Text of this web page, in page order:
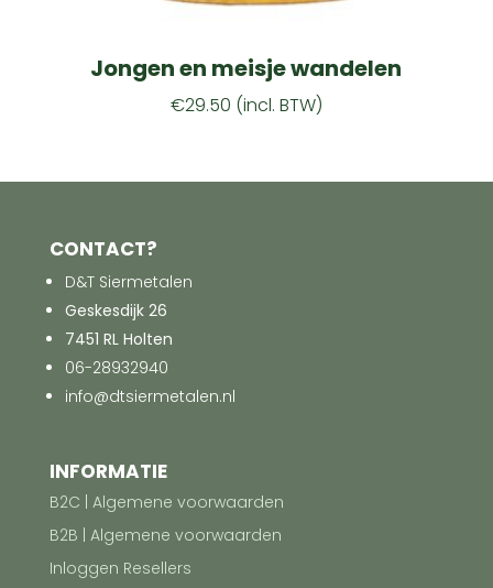
Jongen en meisje wandelen
€29.50 (incl. BTW)
CONTACT?
D&T Siermetalen
Geskesdijk 26
7451 RL Holten
06-28932940
info@dtsiermetalen.nl
INFORMATIE
B2C | Algemene voorwaarden
B2B | Algemene voorwaarden
Inloggen Resellers